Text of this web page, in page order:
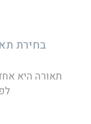
בחירת
תאורה היא